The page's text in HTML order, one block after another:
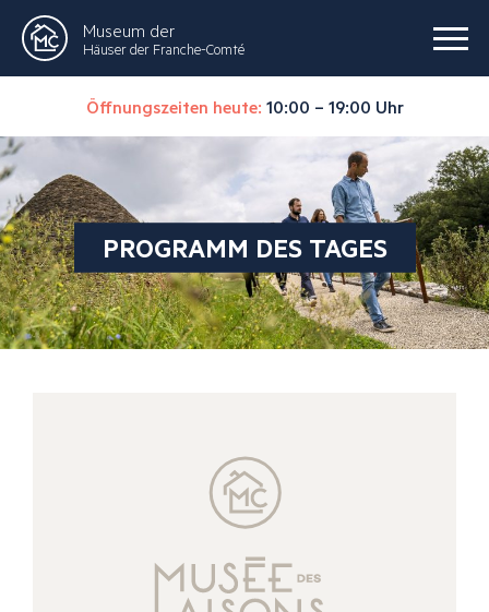
Museum der
Häuser der Franche-Comté
Öffnungszeiten heute: 10:00 – 19:00 Uhr
PROGRAMM DES TAGES